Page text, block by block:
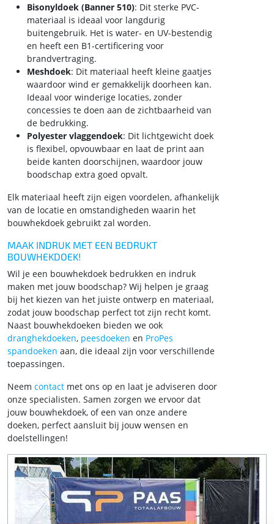
Bisonyldoek (Banner 510): Dit sterke PVC-
materiaal is ideaal voor langdurig
buitengebruik. Het is water- en UV-bestendig
en heeft een B1-certificering voor
brandvertraging.
Meshdoek: Dit materiaal heeft kleine gaatjes
waardoor wind er gemakkelijk doorheen kan.
Ideaal voor winderige locaties, zonder
concessies te doen aan de zichtbaarheid van
de bedrukking.
Polyester vlaggendoek: Dit lichtgewicht doek
is flexibel, opvouwbaar en laat de print aan
beide kanten doorschijnen, waardoor jouw
boodschap extra goed opvalt.
Elk materiaal heeft zijn eigen voordelen, afhankelijk
van de locatie en omstandigheden waarin het
bouwhekdoek gebruikt zal worden.
MAAK INDRUK MET EEN BEDRUKT
BOUWHEKDOEK!
Wil je een bouwhekdoek bedrukken en indruk
maken met jouw boodschap? Wij helpen je graag
bij het kiezen van het juiste ontwerp en materiaal,
zodat jouw boodschap perfect tot zijn recht komt.
Naast bouwhekdoeken bieden we ook
dranghekdoeken, peesdoeken en ProPes
spandoeken aan, die ideaal zijn voor verschillende
toepassingen.
Neem contact met ons op en laat je adviseren door
onze specialisten. Samen zorgen we ervoor dat
jouw bouwhekdoek, of een van onze andere
doeken, perfect aansluit bij jouw wensen en
doelstellingen!